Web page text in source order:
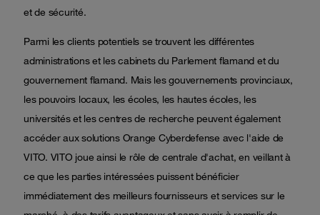
et de sécurité.
Parmi les clients potentiels se trouvent les différentes
administrations et les cabinets du Parlement flamand et du
gouvernement flamand. Mais les gouvernements provinciaux,
les pouvoirs locaux, les écoles, les hautes écoles, les
universités et les centres de recherche peuvent également
accéder aux solutions Orange Cyberdefense avec l'aide de
VITO. VITO joue ainsi le rôle de centrale d'achat, en veillant à
ce que les parties intéressées puissent bénéficier
immédiatement des meilleurs fournisseurs et services sur le